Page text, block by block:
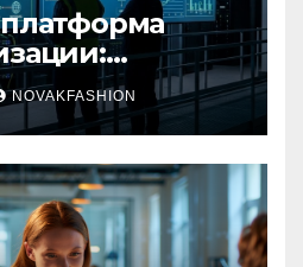
особенности
NOVAKFASHION